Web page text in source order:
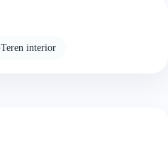
Teren interior